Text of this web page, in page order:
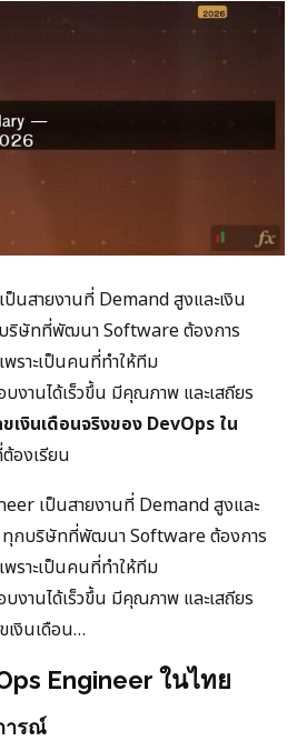
นสายงานที่ Demand สูงและเงิน
ริษัทที่พัฒนา Software ต้องการ
ราะเป็นคนที่ทำให้ทีม
านได้เร็วขึ้น มีคุณภาพ และเสถียร
ขเงินเดือนจริงของ DevOps ใน
องเรียน
เป็นสายงานที่ Demand สูงและ
ทุกบริษัทที่พัฒนา Software ต้องการ
ราะเป็นคนที่ทำให้ทีม
านได้เร็วขึ้น มีคุณภาพ และเสถียร
เงินเดือน…
Engineer ในไทย
ารณ์